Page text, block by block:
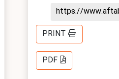
https://
PRINT
PDF